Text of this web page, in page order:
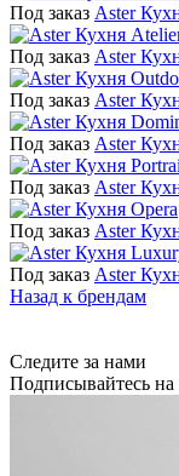
Под заказ Aster
Под заказ Aster
Под заказ Aster
Под заказ Aster
Под заказ Aster
Под заказ Aster
Под заказ Aster
Назад к брендам
Следите за нами
Подписывайтесь на